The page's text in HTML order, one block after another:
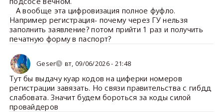
А вообще эта цифровизация полное фуфло.
Например регистрация- почему через ГУ нельзя
заполнить заявление? потом прийти 1 раз и получить
печатную форму в паспорт?
Geser вт, 09/06/2026 - 21:48
Тут бы выдачу куар кодов на циферки номеров
регистрации завязать. Но связи правительства с гибдд
слабовата. Значит будем бороться за коды силой
провайдеров